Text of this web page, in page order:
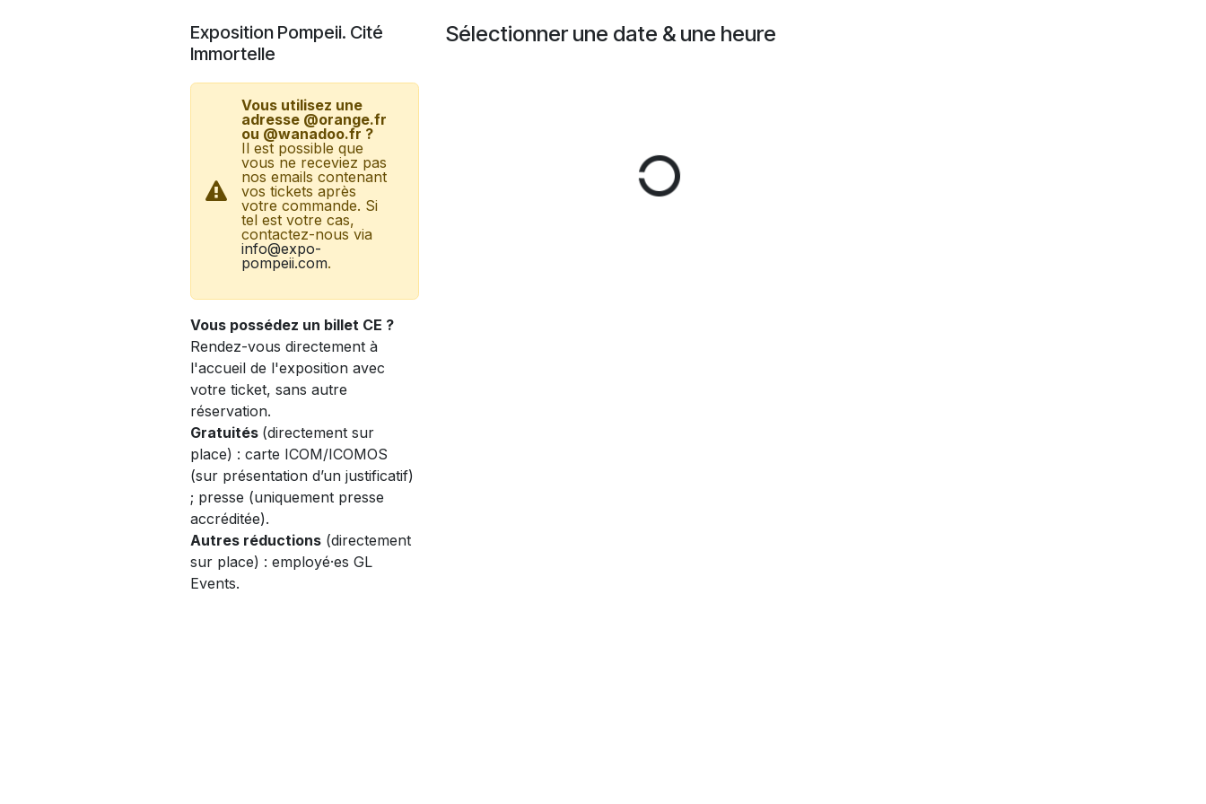
Exposition Pompeii. Cité
Immortelle
Vous utilisez une
adresse @orange.fr
ou @wanadoo.fr ?
Il est possible que
vous ne receviez pas
nos emails contenant
vos tickets après
votre commande. Si
tel est votre cas,
contactez-nous via
info@expo-
pompeii.com.
Vous possédez un billet CE ?
Rendez-vous directement à
l'accueil de l'exposition avec
votre ticket, sans autre
réservation.
Gratuités (directement sur
place) : carte ICOM/ICOMOS
(sur présentation d’un justificatif)
; presse (uniquement presse
accréditée).
Autres réductions (directement
sur place) : employé·es GL
Events.
Sélectionner une date & une heure